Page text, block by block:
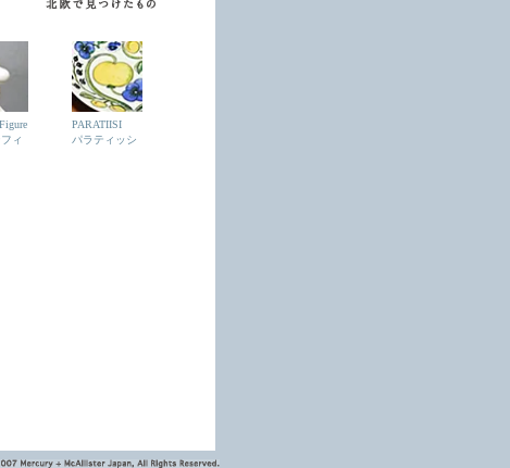
ィ
PARATIISI
パラティッシ